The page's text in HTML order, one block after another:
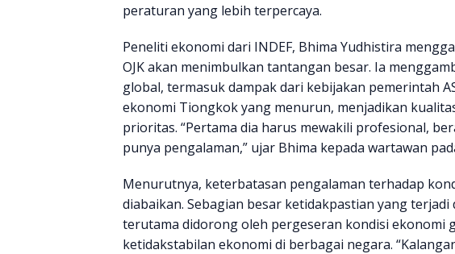
peraturan yang lebih terpercaya.
Peneliti ekonomi dari INDEF, Bhima Yudhistira
OJK akan menimbulkan tantangan besar. Ia
global, termasuk dampak dari kebijakan pemerintah
ekonomi Tiongkok yang menurun, menjadikan
prioritas. “Pertama dia harus mewakili profesional,
punya pengalaman,” ujar Bhima kepada wartawan
Menurutnya, keterbatasan pengalaman terhadap
diabaikan. Sebagian besar ketidakpastian yang
terutama didorong oleh pergeseran kondisi ekonomi
ketidakstabilan ekonomi di berbagai negara.